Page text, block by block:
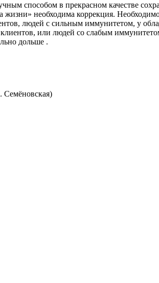
способом в прекрасном качестве
жизни» необходима коррекция.
людей с сильным иммунитетом, у
клиентов, или людей со слабым
дольше .
Семёновская)